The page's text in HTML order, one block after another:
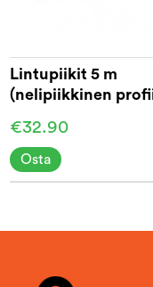
Lintupiikit 5 m
(nelipiikkinen
€32.90
Osta